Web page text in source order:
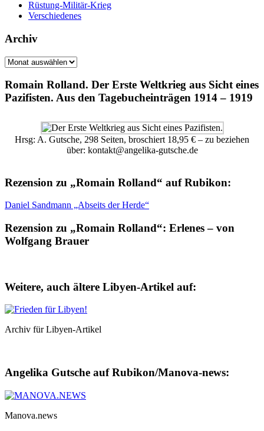
Rüstung-Militär-Krieg
Verschiedenes
Archiv
Archiv
Romain Rolland. Der Erste Weltkrieg aus Sicht eines
Pazifisten. Aus den Tagebucheinträgen 1914 – 1919
Hrsg: A. Gutsche, 298 Seiten, broschiert 18,95 € – zu beziehen
über: kontakt@angelika-gutsche.de
Rezension zu „Romain Rolland“ auf Rubikon:
Daniel Sandmann „Abseits der Herde“
Rezension zu „Romain Rolland“: Erlenes – von
Wolfgang Brauer
Weitere, auch ältere Libyen-Artikel auf:
Archiv für Libyen-Artikel
Angelika Gutsche auf Rubikon/Manova-news:
Manova.news